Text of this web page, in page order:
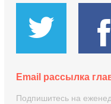
Email рассылка
Подпишитесь на